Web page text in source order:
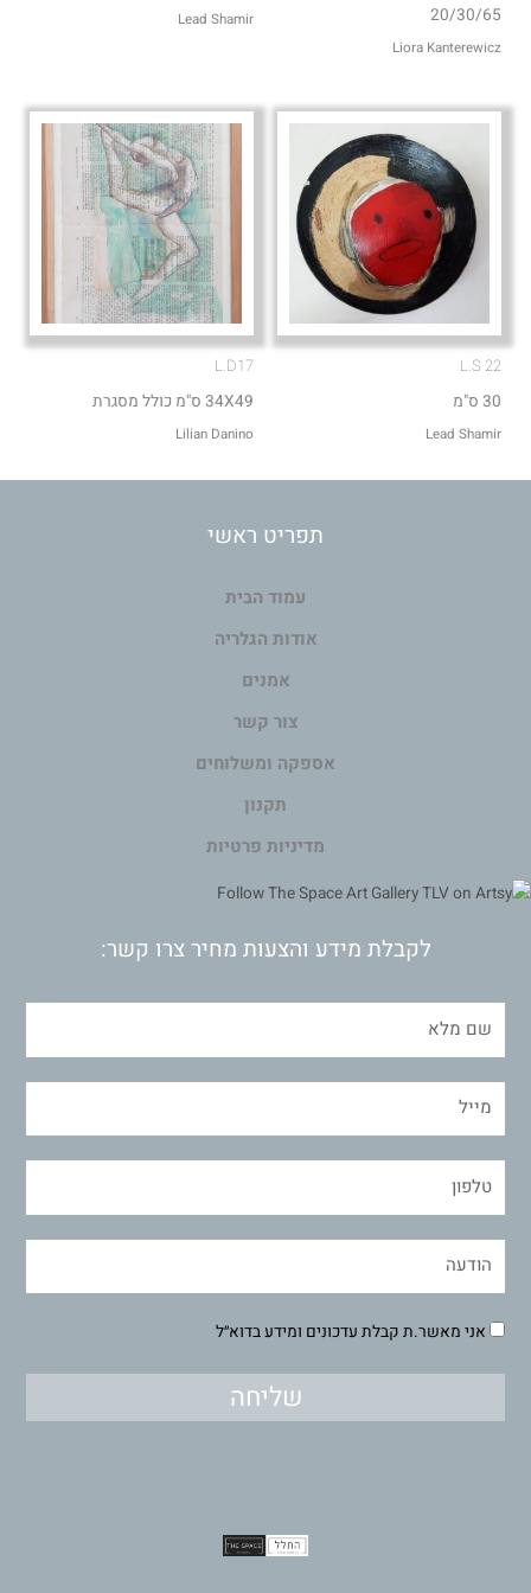
20/30/65
Liora Kanterewicz
Lead Shamir
L.S 22
30 ס"מ
Lead Shamir
L.D17
34X49 ס"מ כולל מסגרת
Lilian Danino
תפריט ראשי
עמוד הבית
אודות הגלריה
אמנים
צור קשר
אספקה ומשלוחים
תקנון
מדיניות פרטיות
לקבלת מידע והצעות מחיר צרו קשר:
אני מאשר.ת קבלת עדכונים ומידע בדוא״ל
שליחה